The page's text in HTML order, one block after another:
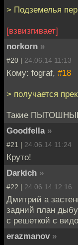
> Подземелья
[взвизгивает]
norkorn »
#20 | 24.06.14 11:13
Кому: fograf, #18
> получается
Такие
Goodfella »
#21 | 24.06.14 11:24
Круто!
Darkich »
#22 | 24.06.14 12:16
Дмитрий а
задний план
с решеткой с
erazmanov »